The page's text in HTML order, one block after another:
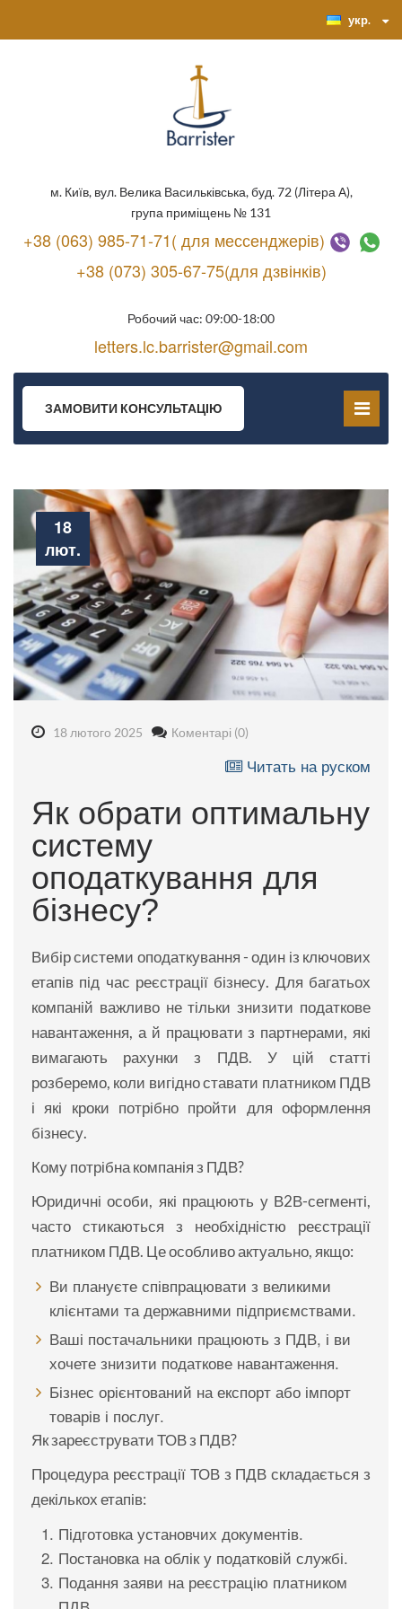
укр.
м. Київ, вул. Велика Васильківська, буд. 72 (Літера А),
група приміщень № 131
+38 (063) 985-71-71( для мессенджерів)
+38 (073) 305-67-75(для дзвінків)
Робочий час: 09:00-18:00
letters.lc.barrister@gmail.com
ЗАМОВИТИ КОНСУЛЬТАЦІЮ
18
лют.
18 лютого 2025 Коментарі (0)
Читать на руском
Як обрати оптимальну
систему
оподаткування для
бізнесу?
Вибір системи оподаткування - один із ключових
етапів під час реєстрації бізнесу. Для багатьох
компаній важливо не тільки знизити податкове
навантаження, а й працювати з партнерами, які
вимагають рахунки з ПДВ. У цій статті
розберемо, коли вигідно ставати платником ПДВ
і які кроки потрібно пройти для оформлення
бізнесу.
Кому потрібна компанія з ПДВ?
Юридичні особи, які працюють у В2В-сегменті,
часто стикаються з необхідністю реєстрації
платником ПДВ. Це особливо актуально, якщо:
Ви плануєте співпрацювати з великими
клієнтами та державними підприємствами.
Ваші постачальники працюють з ПДВ, і ви
хочете знизити податкове навантаження.
Бізнес орієнтований на експорт або імпорт
товарів і послуг.
Як зареєструвати ТОВ з ПДВ?
Процедура реєстрації ТОВ з ПДВ складається з
декількох етапів:
Підготовка установчих документів.
Постановка на облік у податковій службі.
Подання заяви на реєстрацію платником